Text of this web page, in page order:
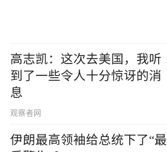
高志凯：这次去美国，我听
到了一些令人十分惊讶的消
息
观察者网
伊朗最高领袖给总统下了“最